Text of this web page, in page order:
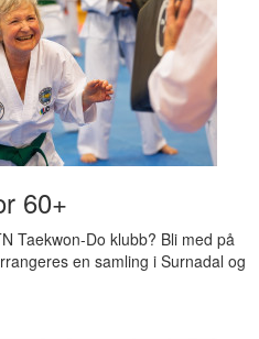
60+
Taekwon-Do klubb? Bli med på
en samling i Surnadal og